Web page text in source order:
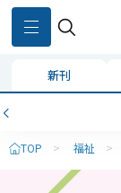
新刊
TOP > 福祉 >